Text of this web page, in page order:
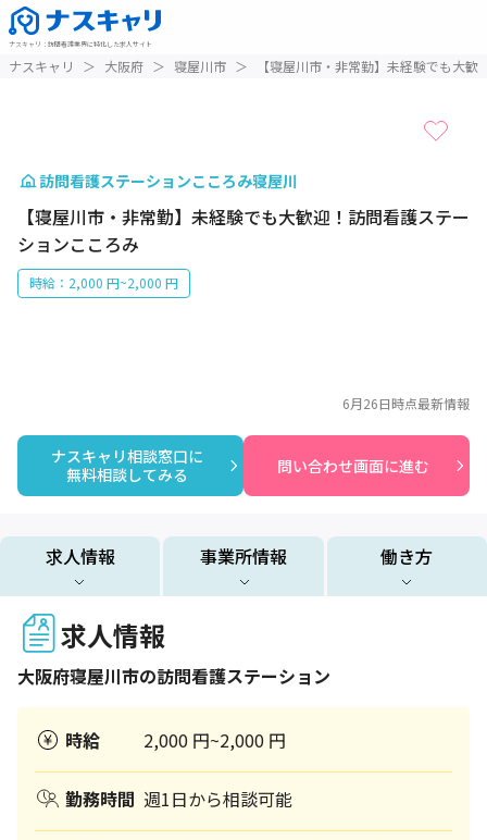
ナスキャリ ： 訪問看護業界に特化した求人サイト
ナスキャリ ＞ 大阪府 ＞ 寝屋川市 ＞ 【寝屋川市・非常勤】未経験でも大
訪問看護ステーションこころみ寝屋川
【寝屋川市・非常勤】未経験でも大歓迎！訪問看護ステー
ションこころみ
時給：2,000 円~2,000 円
ナスキャリ相談窓口に
無料相談してみる
問い合わせ画面に進む
6月26日時点最新情報
求人情報 事業所情報 働き方
求人情報
大阪府寝屋川市の訪問看護ステーション
時給 2,000 円~2,000 円
勤務時間 週1日から相談可能